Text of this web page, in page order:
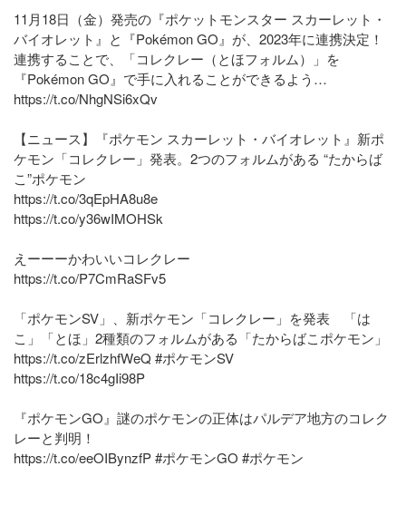
11月18日（金）発売の『ポケットモンスター スカーレット・
バイオレット』と『Pokémon GO』が、2023年に連携決定！
連携することで、「コレクレー（とほフォルム）」を
『Pokémon GO』で手に入れることができるよう…
https://t.co/NhgNSi6xQv
【ニュース】『ポケモン スカーレット・バイオレット』新ポ
ケモン「コレクレー」発表。2つのフォルムがある “たからば
こ”ポケモン
https://t.co/3qEpHA8u8e
https://t.co/y36wIMOHSk
えーーーかわいいコレクレー
https://t.co/P7CmRaSFv5
「ポケモンSV」、新ポケモン「コレクレー」を発表 「は
こ」「とほ」2種類のフォルムがある「たからばこポケモン」
https://t.co/zErlzhfWeQ #ポケモンSV
https://t.co/18c4gIi98P
『ポケモンGO』謎のポケモンの正体はパルデア地方のコレク
レーと判明！
https://t.co/eeOIBynzfP#ポケモンGO #ポケモン